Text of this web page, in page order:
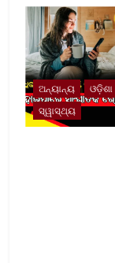
ଅନ୍ୟାନ୍ୟ
ଓଡ଼ିଶା
ସ୍ୱାସ୍ଥ୍ୟ